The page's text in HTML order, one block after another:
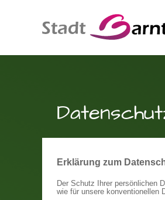
Erklärung zum
Der Schutz Ihrer persönlichen
wie für unsere konventionellen